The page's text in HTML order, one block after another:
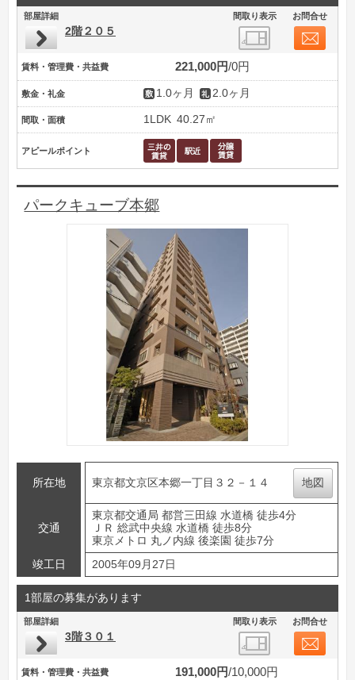
部屋詳細 間取り表示 お問合せ
2階２０５
賃料・管理費・共益費 221,000円 0円
敷金・礼金 1.0ヶ月 2.0ヶ月
間取・面積 1LDK 40.27㎡
アピールポイント
パークキューブ本郷
所在地 東京都文京区本郷一丁目３２－１４ 地図
交通
東京都交通局 都営三田線 水道橋 徒歩4分
ＪＲ 総武中央線 水道橋 徒歩8分
東京メトロ 丸ノ内線 後楽園 徒歩7分
竣工日
2005年09月27日
1部屋の募集があります
部屋詳細 間取り表示 お問合せ
3階３０１
賃料・管理費・共益費 191,000円 10,000円